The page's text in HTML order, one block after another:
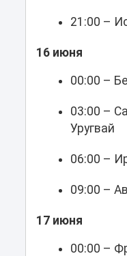
21:00 –
16 июня
00:00 –
03:00 –
Уругвай
06:00 –
09:00 –
17 июня
00:00 –